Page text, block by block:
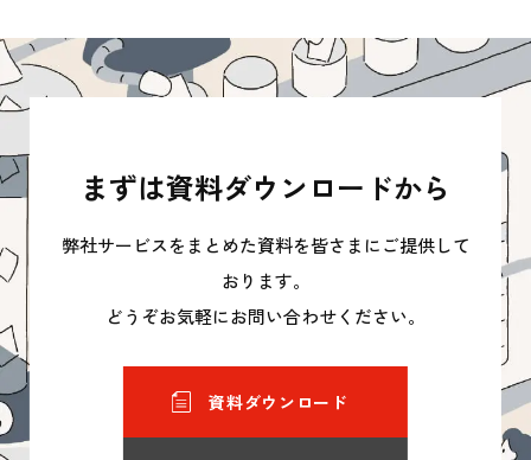
まずは資料ダウンロードから
弊社サービスをまとめた資料を皆さまにご提供して
おります。
どうぞお気軽にお問い合わせください。
資料ダウンロード